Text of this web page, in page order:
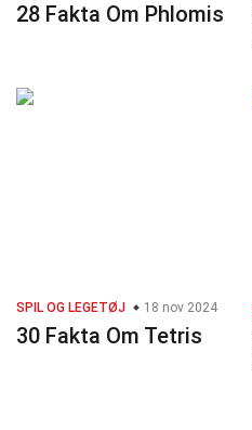
28 Fakta Om Phlomis
SPIL OG LEGETØJ 18 nov 2024
30 Fakta Om Tetris